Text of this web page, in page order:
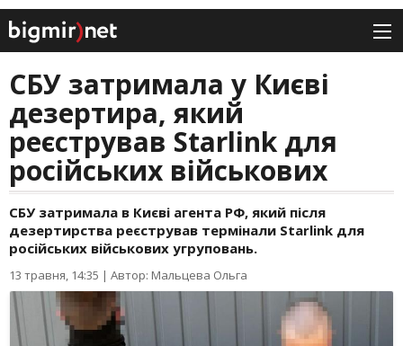
СБУ затримала у Києві
дезертира, який
реєстрував Starlink для
російських військових
СБУ затримала в Києві агента РФ, який після
дезертирства реєстрував термінали Starlink для
російських військових угруповань.
13 травня, 14:35 | Автор: Мальцева Ольга